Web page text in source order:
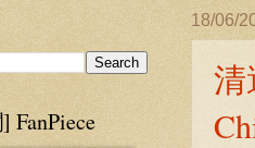
18/06/
清
FanPiece